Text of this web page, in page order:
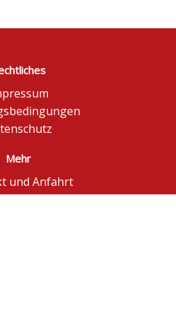
Mehr
und Anfahrt
Düsseldorf